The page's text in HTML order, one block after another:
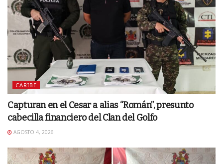
CARIBE
Capturan en el Cesar a alias “Román”, presunto
cabecilla financiero del Clan del Golfo
AGOSTO 4, 2026